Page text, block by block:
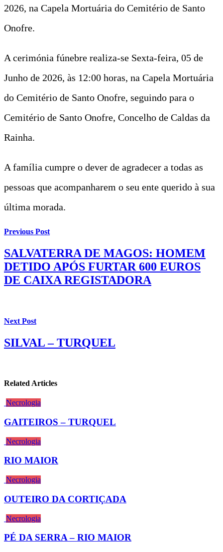
2026, na Capela Mortuária do Cemitério de Santo
Onofre.
A cerimónia fúnebre realiza-se Sexta-feira, 05 de
Junho de 2026, às 12:00 horas, na Capela Mortuária
do Cemitério de Santo Onofre, seguindo para o
Cemitério de Santo Onofre, Concelho de Caldas da
Rainha.
A família cumpre o dever de agradecer a todas as
pessoas que acompanharem o seu ente querido à sua
última morada.
Previous Post
SALVATERRA DE MAGOS: HOMEM
DETIDO APÓS FURTAR 600 EUROS
DE CAIXA REGISTADORA
Next Post
SILVAL – TURQUEL
Related Articles
Necrologia
GAITEIROS – TURQUEL
Necrologia
RIO MAIOR
Necrologia
OUTEIRO DA CORTIÇADA
Necrologia
PÉ DA SERRA – RIO MAIOR